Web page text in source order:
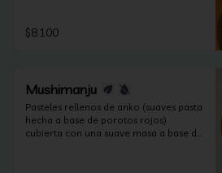
$8.100
Mushimanju
Pasteles rellenos de anko (suaves pasta
hecha a base de porotos rojos)
cubierta con una suave masa a base de